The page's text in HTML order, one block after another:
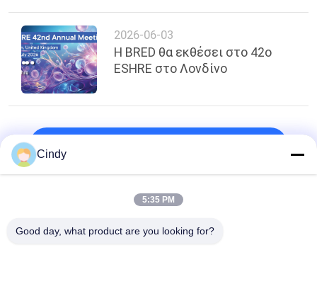
2026-06-03
Η BRED θα εκθέσει στο 42ο
ESHRE στο Λονδίνο
Λαϊκή κατηγορία
Cindy
5:35 PM
Good day, what product are you looking for?